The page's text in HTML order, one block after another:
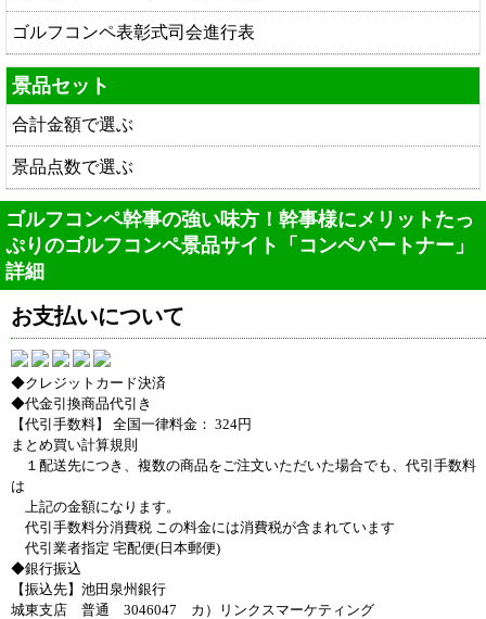
ゴルフコンペ表彰式司会進行表
景品セット
合計金額で選ぶ
景品点数で選ぶ
ゴルフコンペ幹事の強い味方！幹事様にメリットたっ
ぷりのゴルフコンペ景品サイト「コンペパートナー」
詳細
お支払いについて
◆クレジットカード決済
◆代金引換商品代引き
【代引手数料】 全国一律料金： 324円
まとめ買い計算規則
１配送先につき、複数の商品をご注文いただいた場合でも、代引手数料
は
上記の金額になります。
代引手数料分消費税 この料金には消費税が含まれています
代引業者指定 宅配便(日本郵便)
◆銀行振込
【振込先】池田泉州銀行
城東支店 普通 3046047 カ）リンクスマーケティング